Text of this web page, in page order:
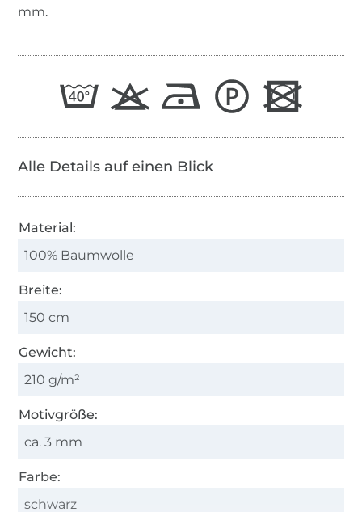
mm.
Alle Details auf einen Blick
Material:
100% Baumwolle
Breite:
150 cm
Gewicht:
210 g/m²
Motivgröße:
ca. 3 mm
Farbe:
schwarz